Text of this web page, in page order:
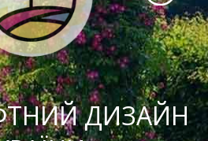
ДИЗАЙН